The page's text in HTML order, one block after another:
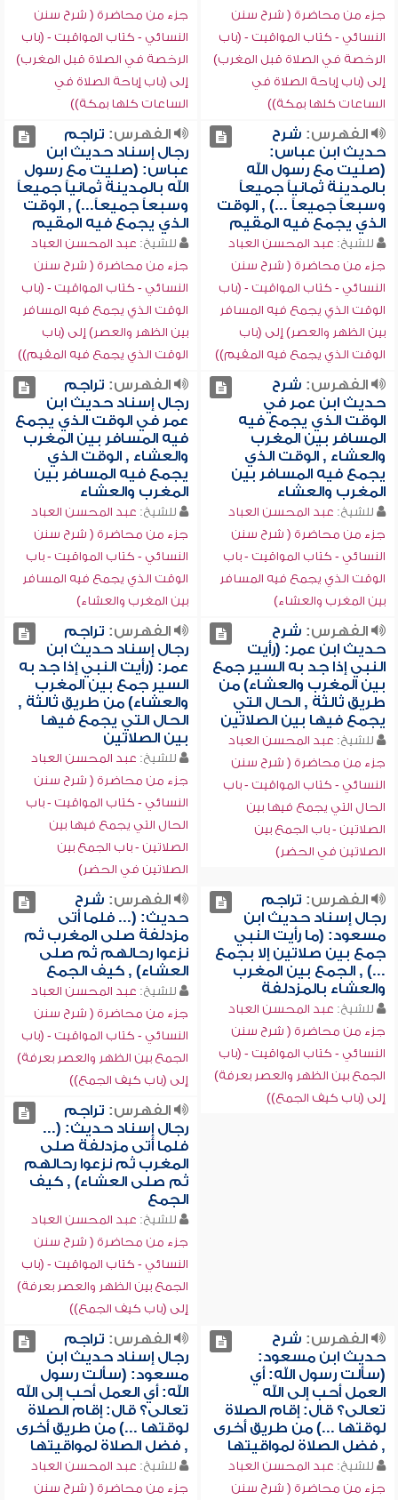
جزء من محاضرة ( شرح سنن
النسائي - كتاب المواقيت - (باب
الرخصة في الصلاة قبل المغرب)
إلى (باب إباحة الصلاة في
الساعات كلها بمكة))
جزء من محاضرة ( شرح سنن
النسائي - كتاب المواقيت - (باب
الرخصة في الصلاة قبل المغرب)
إلى (باب إباحة الصلاة في
الساعات كلها بمكة))
الفهرس: شرح
حديث ابن عباس:
(صليت مع رسول الله
بالمدينة ثمانياً جميعاً
وسبعاً جميعاً ...) , الوقت
الذي يجمع فيه المقيم
للشيخ: عبد المحسن العباد
جزء من محاضرة ( شرح سنن
النسائي - كتاب المواقيت - (باب
الوقت الذي يجمع فيه المسافر
بين الظهر والعصر) إلى (باب
الوقت الذي يجمع فيه المقيم))
الفهرس: تراجم
رجال إسناد حديث ابن
عباس: (صليت مع رسول
الله بالمدينة ثمانياً جميعاً
وسبعاً جميعاً...) , الوقت
الذي يجمع فيه المقيم
للشيخ: عبد المحسن العباد
جزء من محاضرة ( شرح سنن
النسائي - كتاب المواقيت - (باب
الوقت الذي يجمع فيه المسافر
بين الظهر والعصر) إلى (باب
الوقت الذي يجمع فيه المقيم))
الفهرس: شرح
حديث ابن عمر في
الوقت الذي يجمع فيه
المسافر بين المغرب
والعشاء , الوقت الذي
يجمع فيه المسافر بين
المغرب والعشاء
للشيخ: عبد المحسن العباد
جزء من محاضرة ( شرح سنن
النسائي - كتاب المواقيت - باب
الوقت الذي يجمع فيه المسافر
بين المغرب والعشاء)
الفهرس: تراجم
رجال إسناد حديث ابن
عمر في الوقت الذي يجمع
فيه المسافر بين المغرب
والعشاء , الوقت الذي
يجمع فيه المسافر بين
المغرب والعشاء
للشيخ: عبد المحسن العباد
جزء من محاضرة ( شرح سنن
النسائي - كتاب المواقيت - باب
الوقت الذي يجمع فيه المسافر
بين المغرب والعشاء)
الفهرس: شرح
حديث ابن عمر: (رأيت
النبي إذا جد به السير جمع
بين المغرب والعشاء) من
طريق ثالثة , الحال التي
يجمع فيها بين الصلاتين
للشيخ: عبد المحسن العباد
جزء من محاضرة ( شرح سنن
النسائي - كتاب المواقيت - باب
الحال التي يجمع فيها بين
الصلاتين - باب الجمع بين
الصلاتين في الحضر)
الفهرس: تراجم
رجال إسناد حديث ابن
عمر: (رأيت النبي إذا جد به
السير جمع بين المغرب
والعشاء) من طريق ثالثة ,
الحال التي يجمع فيها
بين الصلاتين
للشيخ: عبد المحسن العباد
جزء من محاضرة ( شرح سنن
النسائي - كتاب المواقيت - باب
الحال التي يجمع فيها بين
الصلاتين - باب الجمع بين
الصلاتين في الحضر)
الفهرس: تراجم
رجال إسناد حديث ابن
مسعود: (ما رأيت النبي
جمع بين صلاتين إلا بجمع
...) , الجمع بين المغرب
والعشاء بالمزدلفة
للشيخ: عبد المحسن العباد
جزء من محاضرة ( شرح سنن
النسائي - كتاب المواقيت - (باب
الجمع بين الظهر والعصر بعرفة)
إلى (باب كيف الجمع))
الفهرس: شرح
حديث: (... فلما أتى
مزدلفة صلى المغرب ثم
نزعوا رحالهم ثم صلى
العشاء) , كيف الجمع
للشيخ: عبد المحسن العباد
جزء من محاضرة ( شرح سنن
النسائي - كتاب المواقيت - (باب
الجمع بين الظهر والعصر بعرفة)
إلى (باب كيف الجمع))
الفهرس: تراجم
رجال إسناد حديث: (...
فلما أتى مزدلفة صلى
المغرب ثم نزعوا رحالهم
ثم صلى العشاء) , كيف
الجمع
للشيخ: عبد المحسن العباد
جزء من محاضرة ( شرح سنن
النسائي - كتاب المواقيت - (باب
الجمع بين الظهر والعصر بعرفة)
إلى (باب كيف الجمع))
الفهرس: شرح
حديث ابن مسعود:
(سألت رسول الله: أي
العمل أحب إلى الله
تعالى؟ قال: إقام الصلاة
لوقتها ...) من طريق أخرى
, فضل الصلاة لمواقيتها
للشيخ: عبد المحسن العباد
جزء من محاضرة ( شرح سنن
الفهرس: تراجم
رجال إسناد حديث ابن
مسعود: (سألت رسول
الله: أي العمل أحب إلى الله
تعالى؟ قال: إقام الصلاة
لوقتها ...) من طريق أخرى
, فضل الصلاة لمواقيتها
للشيخ: عبد المحسن العباد
جزء من محاضرة ( شرح سنن